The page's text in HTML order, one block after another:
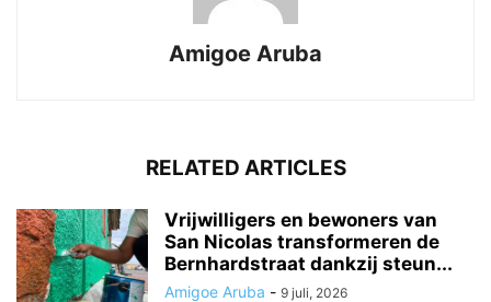
Amigoe Aruba
RELATED ARTICLES
Vrijwilligers en bewoners van
San Nicolas transformeren de
Bernhardstraat dankzij steun...
Amigoe Aruba - 9 juli, 2026